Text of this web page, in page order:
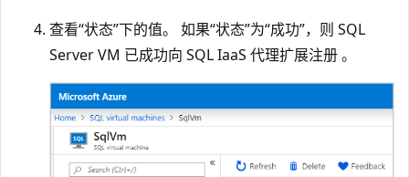
查看“状态”下的值。 如果“状态”为“成功”，则 SQL
Server VM 已成功向 SQL IaaS 代理扩展注册 。